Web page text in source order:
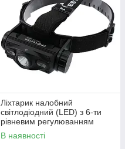
Ліхтарик налобний
світлодіодний (LED) з 6-ти
рівневим регулюванням
PRO-HL1000S PROTESTER
В наявності